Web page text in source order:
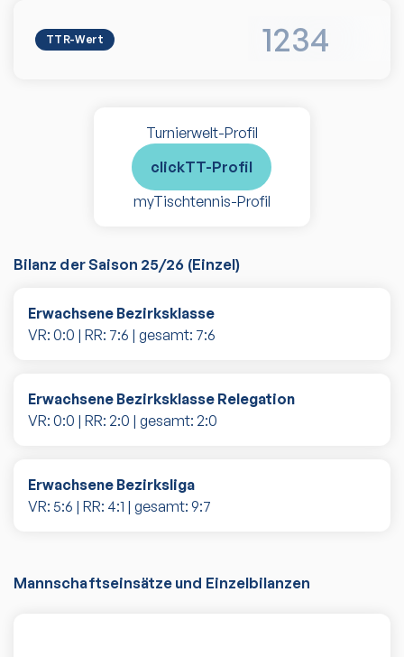
TTR-Wert 1234
Turnierwelt-Profil
clickTT-Profil
myTischtennis-Profil
Bilanz der Saison 25/26 (Einzel)
Erwachsene Bezirksklasse
VR: 0:0 | RR: 7:6 | gesamt: 7:6
Erwachsene Bezirksklasse Relegation
VR: 0:0 | RR: 2:0 | gesamt: 2:0
Erwachsene Bezirksliga
VR: 5:6 | RR: 4:1 | gesamt: 9:7
Mannschaftseinsätze und Einzelbilanzen